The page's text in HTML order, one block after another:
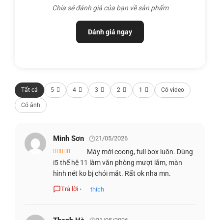
của bạn với hai cổng USB 3.2 Gen 1.
Dùng bảng Excel và các phép tính khác chỉ
cuộc sống hàng ngày của bạn với các tùy chọn màu sắc
nhẹ nhàng như Accent Black, Soft Mint và Quarry Blue.
HỢP NHẤT CÁC THIẾT BỊ VỚI DELL
MOBILE CONNECT
Chia sẻ đánh giá của bạn về sản phẩm
Đánh giá ngay
Tất cả 5 4 3 2 1 Có video
Có ảnh
Minh Sơn 21/05/2026
Được xếp
hạng55 sao
Máy mới coong, full box luôn. Dùng
i5 thế hệ 11 làm văn phòng mượt lắm, màn
hình nét ko bị chói mắt. Rất ok nha mn.
Trả lời • thích